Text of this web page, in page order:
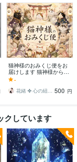
猫神様のおみくじ便をお
届けします 猫神様から今
日のあなた様へ、小さな
お便りをお届けします
-
花緒 ✤ 心の紐を解いていく人 500 円
クしています